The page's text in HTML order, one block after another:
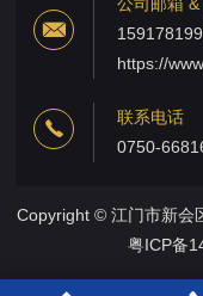
https://
联系电话
0750-
Copyright © 江门市新会
粤ICP备